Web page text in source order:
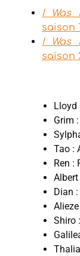
I Was
saison
I Was
saison
Lloyd
Grim
Tao :
Ren :
Dian
Shiro